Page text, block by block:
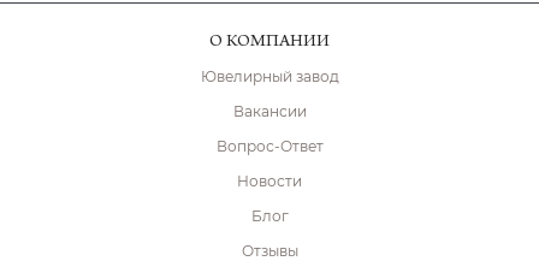
О КОМПАНИИ
Ювелирный завод
Вакансии
Вопрос-Ответ
Новости
Блог
Отзывы